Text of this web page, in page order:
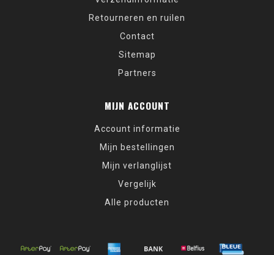
Retourneren en ruilen
Contact
Sitemap
Partners
MIJN ACCOUNT
Account informatie
Mijn bestellingen
Mijn verlanglijst
Vergelijk
Alle producten